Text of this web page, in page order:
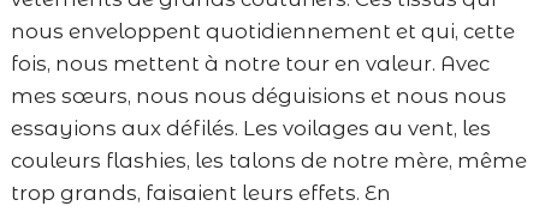
nous enveloppent quotidiennement et qui, cette
fois, nous mettent à notre tour en valeur. Avec
mes sœurs, nous nous déguisions et nous nous
essayions aux défilés. Les voilages au vent, les
couleurs flashies, les talons de notre mère, même
trop grands, faisaient leurs effets. En